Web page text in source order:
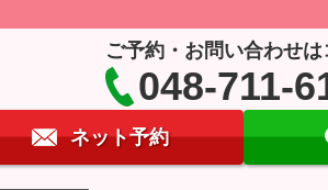
ご予約・お問い合わせは
048-711-
ネット予約